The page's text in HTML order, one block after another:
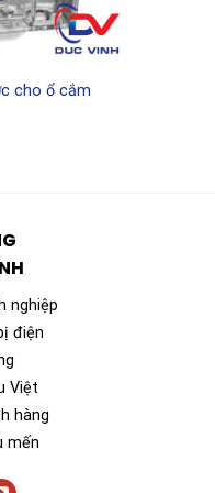
cho ổ cắm
nghiệp
điện
Việt
hàng
mến